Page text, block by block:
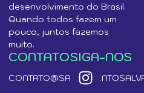
desenvolvimento do Brasil.
Quando todos fazem um
pouco, juntos fazemos
muito.
CONTATOSIGA-NOS